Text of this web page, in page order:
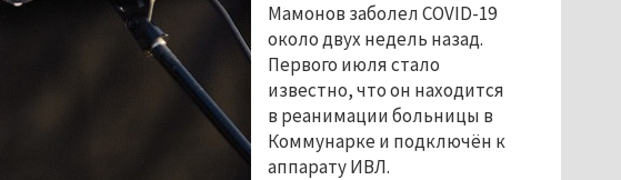
Мамонов заболел COVID-19
около двух недель назад.
Первого июля стало
известно, что он находится
в реанимации больницы в
Коммунарке и подключён к
аппарату ИВЛ.